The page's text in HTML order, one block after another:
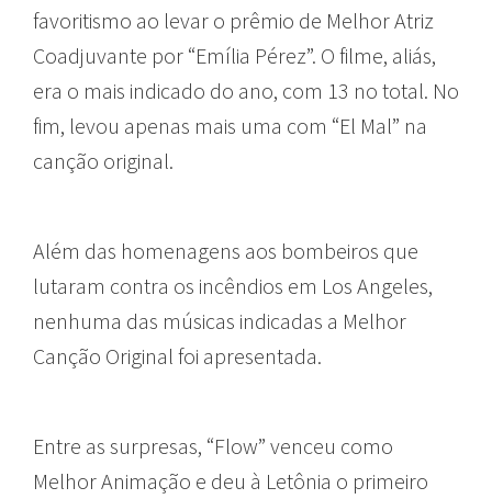
favoritismo ao levar o prêmio de Melhor Atriz
Coadjuvante por “Emília Pérez”. O filme, aliás,
era o mais indicado do ano, com 13 no total. No
fim, levou apenas mais uma com “El Mal” na
canção original.
Além das homenagens aos bombeiros que
lutaram contra os incêndios em Los Angeles,
nenhuma das músicas indicadas a Melhor
Canção Original foi apresentada.
Entre as surpresas, “Flow” venceu como
Melhor Animação e deu à Letônia o primeiro